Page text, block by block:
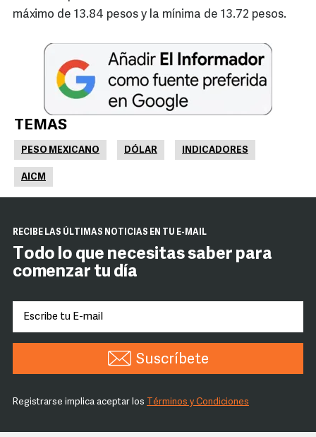
máximo de 13.84 pesos y la mínima de 13.72 pesos.
TEMAS
PESO MEXICANO DÓLAR INDICADORES
AICM
RECIBE LAS ÚLTIMAS NOTICIAS EN TU E-MAIL
Todo lo que necesitas saber para
comenzar tu día
Suscríbete
Registrarse implica aceptar los Términos y Condiciones